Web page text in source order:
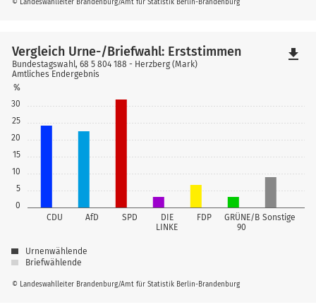
© Landeswahlleiter Brandenburg/Amt für Statistik Berlin-Brandenburg
0
5
10
15
20
25
30
%
CDU AfD SPD
DIE
LINKE
FDP
GRÜNE/B
90
Sonstige
© Landeswahlleiter Brandenburg/Amt für Statistik Berlin-Brandenburg
Vergleich Urne-/Briefwahl: Erststimmen
Bundestagswahl, 68 5 804 188 - Herzberg (Mark)
Amtliches Endergebnis
Urnenwählende
Briefwählende
file_download